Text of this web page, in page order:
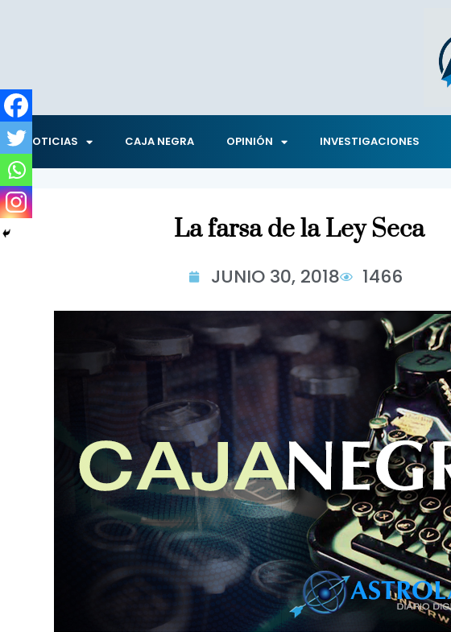
NOTICIAS CAJA NEGRA OPINIÓN INVESTIGACIONES
La farsa de la Ley Seca
JUNIO 30, 2018 1466